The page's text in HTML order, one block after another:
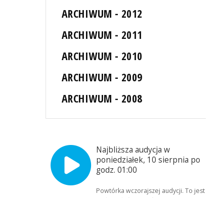
ARCHIWUM - 2012
ARCHIWUM - 2011
ARCHIWUM - 2010
ARCHIWUM - 2009
ARCHIWUM - 2008
Najbliższa audycja w
poniedziałek, 10 sierpnia po
godz. 01:00
Powtórka wczorajszej audycji. To jest